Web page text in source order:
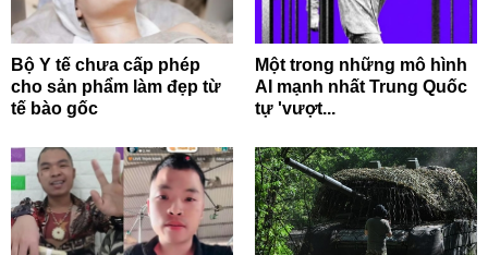
Bộ Y tế chưa cấp phép
cho sản phẩm làm đẹp từ
tế bào gốc
Một trong những mô hình
AI mạnh nhất Trung Quốc
tự 'vượt...